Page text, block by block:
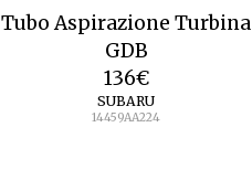
Tubo Aspirazione Turbina
GDB
136€
SUBARU
14459AA224